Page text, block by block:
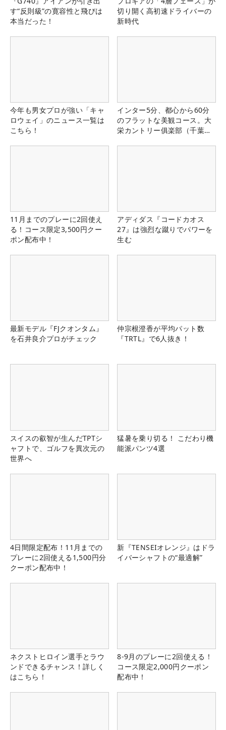
す“反則級”の寛容性と飛びは
本当だった！
切り開く高初速ドライバーの
新時代
今年も男女プロが強い「キャ
ロウェイ」のニュース一覧は
こちら！
インター5分、都心から60分
のフラットな美観コース。大
栄カントリー俱楽部（千葉
11月までのプレーに2回使え
る！コース限定3,500円クー
ポン配布中！
アディダス『コードカオス
27』は強烈な蹴りでパワーを
生む
最新モデル『FJクオンタム』
を石井良介プロがチェック
仲宗根澄香が平均パット数
『TRTL』で6人抜き！
スイスの叡智が生んだTPTシ
ャフトで、ゴルフを異次元の
世界へ
猛暑を乗り切る！ こだわり機
能派パンツ4選
4日間限定配布！11月までの
プレーに2回使える1,500円分
クーポン配布中！
新『TENSEIオレンジ』はドラ
イバーシャフトの“最適解”
ネクストヒロイン選手とラウ
ンドできるチャンス！詳しく
はこちら！
8-9月のプレーに2回使える！
コース限定2,000円クーポン
配布中！